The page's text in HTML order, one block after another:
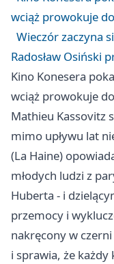
wciąż prowokuje
Wieczór zaczyna
Radosław Osiński
Kino Konesera
wciąż prowokuje
Mathieu Kassovitz
mimo upływu lat
(La Haine)
młodych ludzi z
Huberta - i
przemocy i
nakręcony w
i sprawia, że